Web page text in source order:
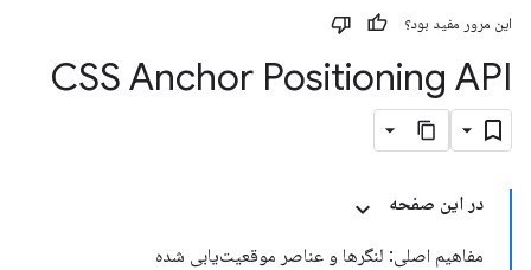
این مرور مفید بود؟
CSS Anchor Positioning API
در این صفحه
مفاهیم اصلی: لنگرها و عناصر موقعیت‌یابی شده